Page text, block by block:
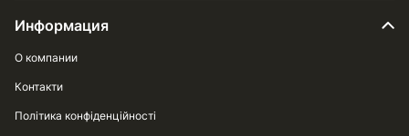
Информация
О компании
Контакти
Політика конфіденційності